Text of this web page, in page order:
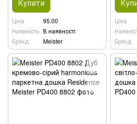
Купити
Ціна
95.00
Наявність В наявності
Бренд
Meister
Ціна
Бренд